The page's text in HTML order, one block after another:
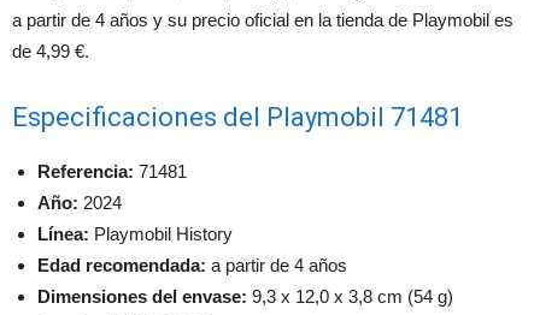
a partir de 4 años y su precio oficial en la tienda de Playmobil es
de 4,99 €.
Especificaciones del Playmobil 71481
Referencia: 71481
Año: 2024
Línea: Playmobil History
Edad recomendada: a partir de 4 años
Dimensiones del envase: 9,3 x 12,0 x 3,8 cm (54 g)